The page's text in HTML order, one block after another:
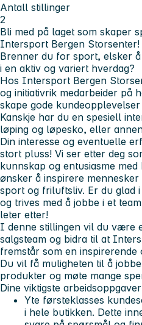
Antall stillinger
2
Bli med på laget som skaper
Intersport Bergen Storsenter!
Brenner du for sport, elsker
i en aktiv og variert hverdag?
Hos Intersport Bergen
og initiativrik medarbeider på
skape gode
Kanskje har du en spesiell
løping og løpesko, eller
Din interesse og eventuelle
stort pluss! Vi ser etter deg
kunnskap og entusiasme
ønsker å inspirere
sport og friluftsliv. Er du glad
og trives med å jobbe i et
leter etter!
I denne stillingen vil du være
salgsteam og bidra til at
fremstår som en
Du vil få muligheten til å
produkter og møte mange
Dine viktigste
Yte førsteklasses
i hele butikken. Dette